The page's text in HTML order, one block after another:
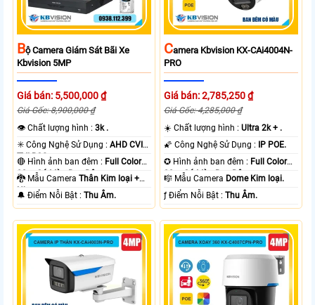
BỘ Camera Giám Sát Bãi Xe
Kbvision 5MP
Giá bán: 5,500,000 ₫
Giá Gốc: 8,900,000 ₫
👁 Chất lượng hình :3k .
✳️ Công Nghệ Sử Dụng :AHD CVI
TVI BCS.
🔴 Hình ảnh ban đêm : Full Color
80m Có Màu Ban Ðêm.
🐉️ Mẫu CameraThân Kim loại +
Nhựa.
️🔔 Điểm Nỗi Bật :Thu Âm.
CAmera Kbvision KX-CAi4004N-
PRO
Giá bán: 2,785,250 ₫
Giá Gốc: 4,285,000 ₫
☀️ Chất lượng hình :Ultra 2k + .
🌠 Công Nghệ Sử Dụng :
IP POE.
✪ Hình ảnh ban đêm : Full Color
30m Có Màu Ban Ðêm.
🎼️ Mẫu Camera Dome Kim loại.
️ƒ Điểm Nỗi Bật :Thu Âm.